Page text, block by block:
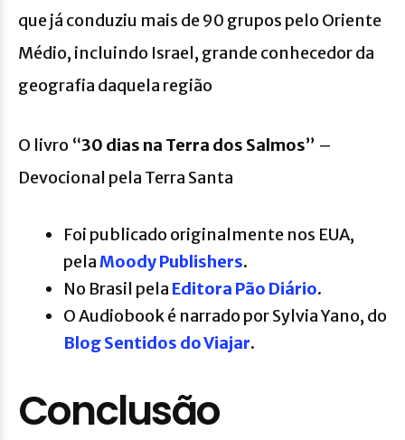
que já conduziu mais de 90 grupos pelo Oriente
Médio, incluindo Israel, grande conhecedor da
geografia daquela região
O livro “30 dias na Terra dos Salmos” –
Devocional pela Terra Santa
Foi publicado originalmente nos EUA,
pelaMoody Publishers.
No Brasil pela Editora Pão Diário.
O Audiobook é narrado por Sylvia Yano, do
Blog Sentidos do Viajar.
Conclusão